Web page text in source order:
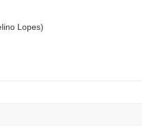
Lopes)